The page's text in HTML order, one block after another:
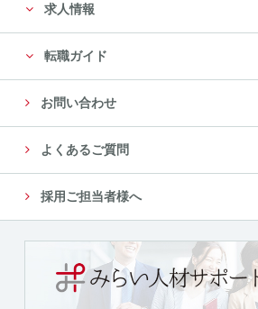
求人情報
転職ガイド
お問い合わせ
よくあるご質問
採用ご担当者様へ